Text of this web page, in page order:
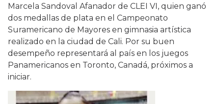
Marcela Sandoval Afanador de CLEI VI, quien ganó
dos medallas de plata en el Campeonato
Suramericano de Mayores en gimnasia artística
realizado en la ciudad de Cali. Por su buen
desempeño representará al país en los juegos
Panamericanos en Toronto, Canadá, próximos a
iniciar.